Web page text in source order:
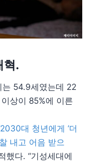
혁.
는 54.9세였는데 22
상이 85%에 이른
대 청년에게 ‘더
내고 어음 받으
했다. “기성세대에